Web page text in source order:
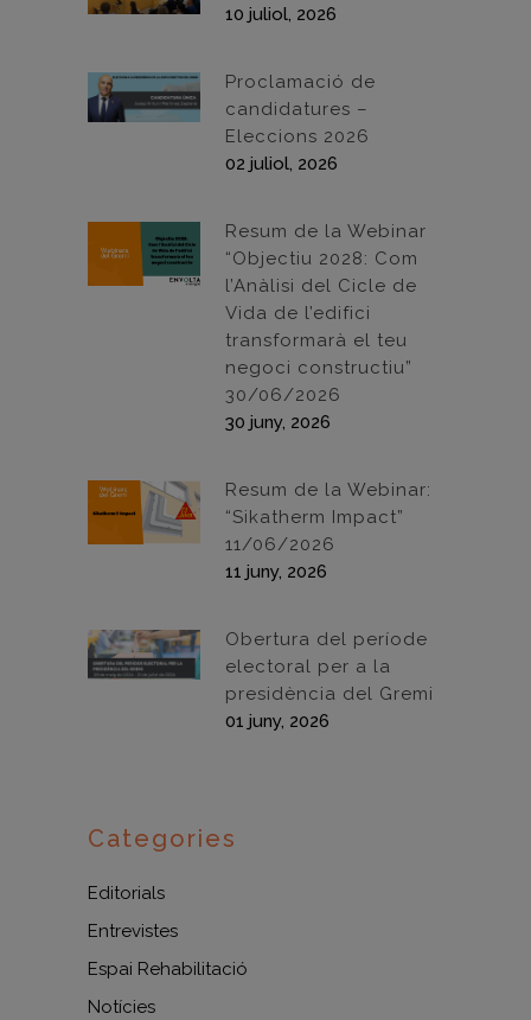
10 juliol, 2026
Proclamació de
candidatures –
Eleccions 2026
02 juliol, 2026
Resum de la Webinar
“Objectiu 2028: Com
l’Anàlisi del Cicle de
Vida de l’edifici
transformarà el teu
negoci constructiu”
30/06/2026
30 juny, 2026
Resum de la Webinar:
“Sikatherm Impact”
11/06/2026
11 juny, 2026
Obertura del període
electoral per a la
presidència del Gremi
01 juny, 2026
Categories
Editorials
Entrevistes
Espai Rehabilitació
Notícies